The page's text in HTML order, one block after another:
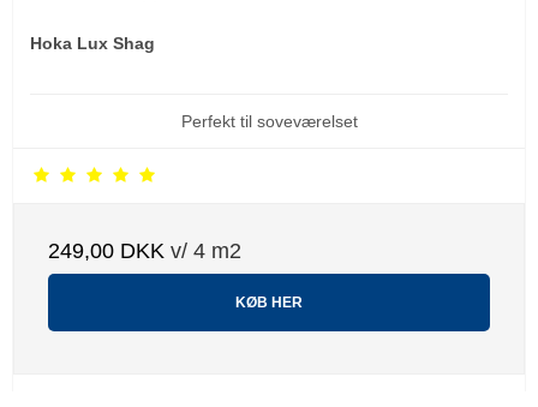
Hoka Lux Shag
Perfekt til soveværelset
249,00 DKK v/ 4 m2
KØB HER